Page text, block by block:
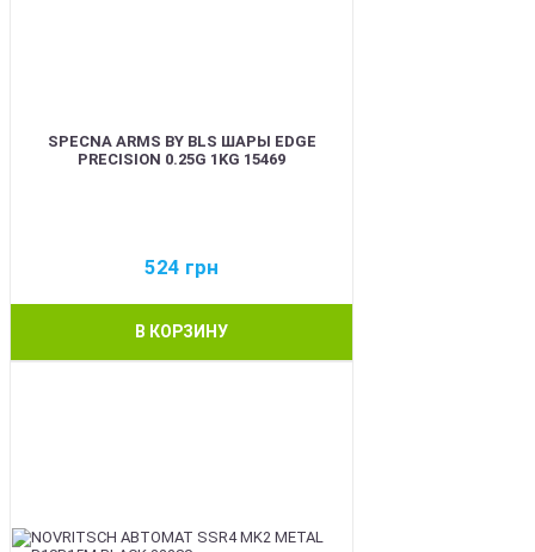
SPECNA ARMS BY BLS ШАРЫ EDGE
PRECISION 0.25G 1KG 15469
524 грн
В КОРЗИНУ